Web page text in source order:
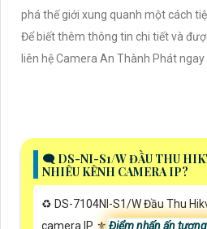
phá thế giới xung quanh một cách
Để biết thêm thông tin chi tiết và
liên hệ Camera An Thành Phát
🗨️ DS-NI-S1/W ĐẦU THU
NHIÊU KÊNH CAMERA IP?
♻️ DS-7104NI-S1/W Đầu Thu
camera IP. ⚜️ Điểm nhấn ấn